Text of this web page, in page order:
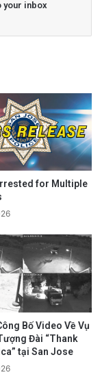
your inbox
for Multiple
Bố Video Về Vụ
Đài “Thank
tại San Jose